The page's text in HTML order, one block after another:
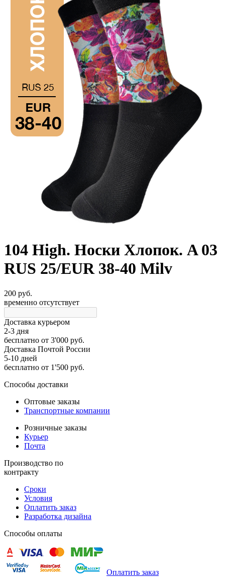
104 High. Носки Хлопок. A 03
RUS 25/EUR 38-40 Milv
200 руб.
временно отсутствует
Доставка курьером
2-3 дня
бесплатно от 3'000 руб.
Доставка Почтой России
5-10 дней
бесплатно от 1'500 руб.
Способы доставки
Оптовые заказы
Транспортные компании
Розничные заказы
Курьер
Почта
Производство по
контракту
Сроки
Условия
Оплатить заказ
Разработка дизайна
Способы оплаты
Оплатить заказ